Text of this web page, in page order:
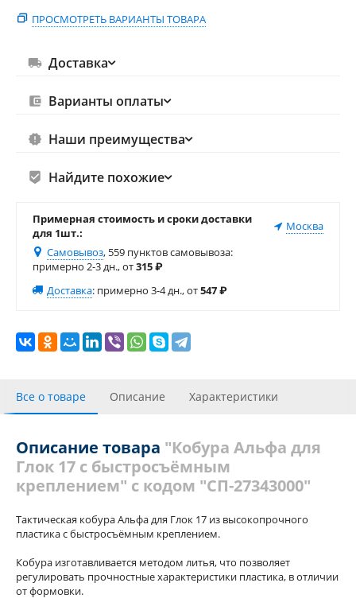
ПРОСМОТРЕТЬ ВАРИАНТЫ ТОВАРА
Доставка
Варианты оплаты
Наши преимущества
Найдите похожие
Примерная стоимость и сроки доставки
для 1шт.:
Москва
Самовывоз, 559 пунктов самовывоза:
примерно 2-3 дн., от315₽
Доставка: примерно 3-4 дн., от547₽
Все о товаре Описание Характеристики
Похожие товары
Описание товара "Кобура Альфа для
Глок 17 с быстросъёмным
креплением" с кодом "СП-27343000"
Тактическая кобура Альфа для Глок 17 из высокопрочного
пластика с быстросъёмным креплением.
Кобура изготавливается методом литья, что позволяет
регулировать прочностные характеристики пластика, в отличии
от формовки.